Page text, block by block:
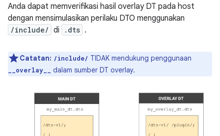
Anda dapat memverifikasi hasil overlay DT pada host
dengan mensimulasikan perilaku DTO menggunakan
/include/ di .dts .
Catatan: /include/ TIDAK mendukung penggunaan
__overlay__ dalam sumber DT overlay.